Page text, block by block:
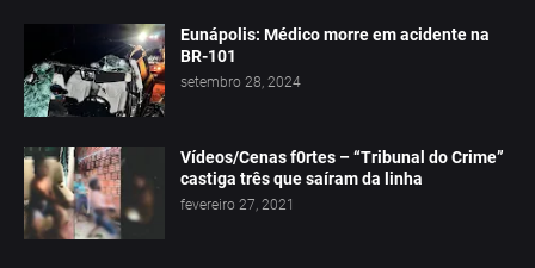
Eunápolis: Médico morre em acidente na
BR-101
setembro 28, 2024
Vídeos/Cenas f0rtes – “Tribunal do Crime”
castiga três que saíram da linha
fevereiro 27, 2021